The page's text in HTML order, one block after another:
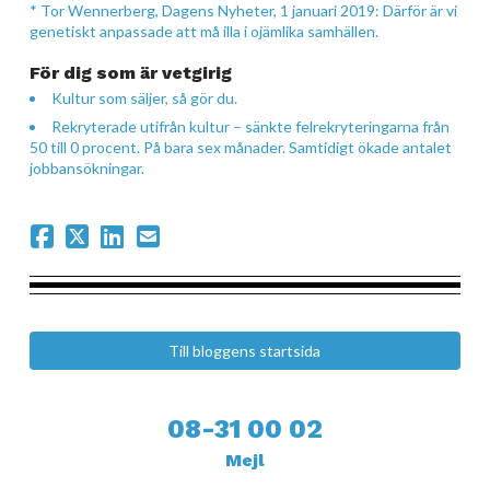
* Tor Wennerberg, Dagens Nyheter, 1 januari 2019: Därför är vi
genetiskt anpassade att må illa i ojämlika samhällen.
För dig som är vetgirig
Kultur som säljer, så gör du.
Rekryterade utifrån kultur – sänkte felrekryteringarna från
50 till 0 procent. På bara sex månader. Samtidigt ökade antalet
jobbansökningar.
Till bloggens startsida
08-31 00 02
Mejl